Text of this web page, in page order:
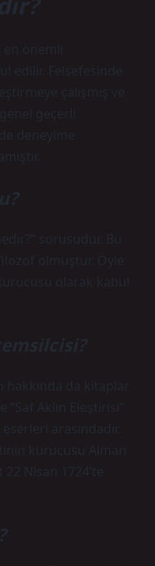
önemli
edilir. Felsefesinde
çalışmış ve
geçerli
deneyime
sorusudur. Bu
olmuştur. Öyle
olarak kabul
da kitaplar
“Saf Aklın Eleştirisi”
arasındadır.
kurucusu Alman
22 Nisan 1724’te